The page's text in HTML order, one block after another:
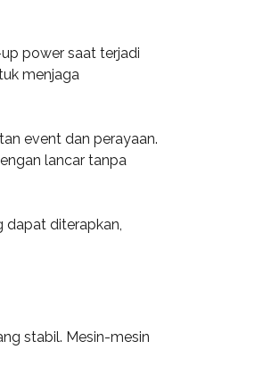
power saat terjadi
menjaga
event dan perayaan.
lancar tanpa
dapat diterapkan,
stabil. Mesin-mesin